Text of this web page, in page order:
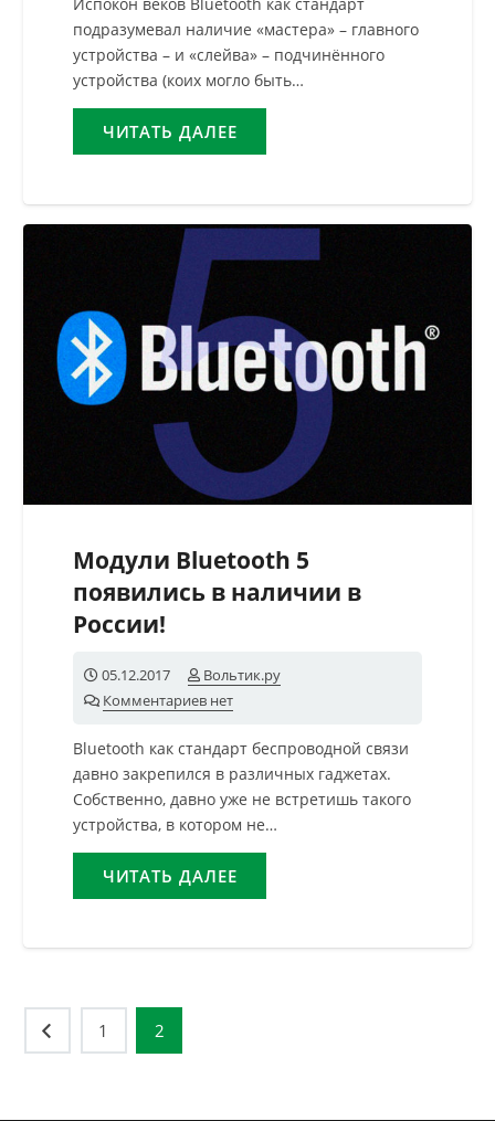
подразумевал наличие «мастера» – главного
устройства – и «слейва» – подчинённого
устройства (коих могло быть…
ЧИТАТЬ ДАЛЕЕ
Модули Bluetooth 5
появились в наличии в
России!
05.12.2017
Вольтик.ру
Комментариев нет
Bluetooth как стандарт беспроводной связи
давно закрепился в различных гаджетах.
Собственно, давно уже не встретишь такого
устройства, в котором не…
ЧИТАТЬ ДАЛЕЕ
Навигация
по
1 2